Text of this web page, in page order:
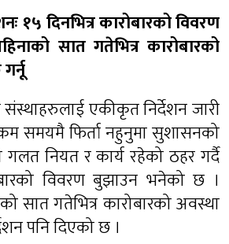
१५ दिनभित्र कारोबारको विवरण
सात गतेभित्र कारोबारको
एकीकृत निर्देशन जारी
समयमै फिर्ता नहुनुमा सुशासनको
नियत र कार्य रहेको ठहर गर्दै
विवरण बुझाउन भनेको छ ।
सात गतेभित्र कारोबारको अवस्था
पनि दिएको छ ।